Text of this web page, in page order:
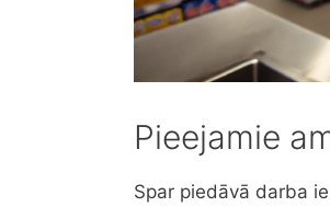
Pieejamie
Spar piedāvā darba